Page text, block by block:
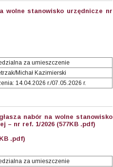
wolne stanowisko urzędnicze nr
za umieszczenie
Michał Kazimierski
14.04.2026 r./07.05.2026 r.
nabór na wolne stanowisko
– nr ref. 1/2026 (577KB .pdf)
.pdf)
za umieszczenie